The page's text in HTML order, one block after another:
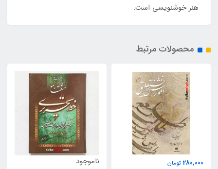
هنر خوشنویسی است.
محصولات مرتبط
ناموجود 250,000